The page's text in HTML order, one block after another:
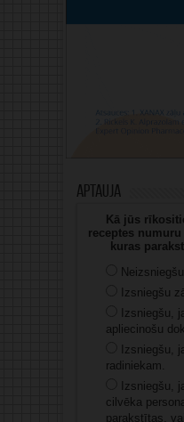
Aptauja
Kā jūs
receptes
kuras
Izsniegšu
Izsniegšu,
apliecinošu
Izsniegšu,
radiniekam.
Izsniegšu,
cilvēka
parakstītas,